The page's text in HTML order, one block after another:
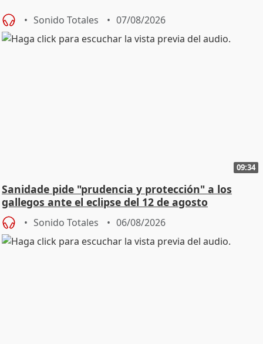
Sonido Totales 07/08/2026
09:34
Sanidade pide "prudencia y protección" a los
gallegos ante el eclipse del 12 de agosto
Sonido Totales 06/08/2026